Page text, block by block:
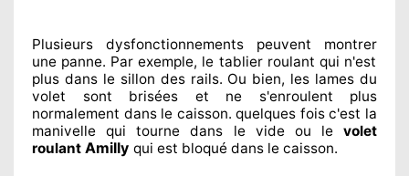
Plusieurs dysfonctionnements peuvent montrer
une panne. Par exemple, le tablier roulant qui n'est
plus dans le sillon des rails. Ou bien, les lames du
volet sont brisées et ne s'enroulent plus
normalement dans le caisson. quelques foisc'est la
manivelle qui tourne dans le vide ou le volet
roulant Amilly qui est bloqué dans le caisson.